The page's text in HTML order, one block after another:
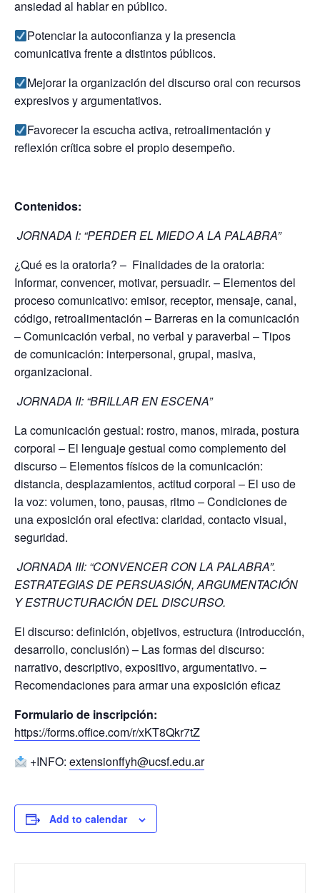
ansiedad al hablar en público.
Potenciar la autoconfianza y la presencia
comunicativa frente a distintos públicos.
Mejorar la organización del discurso oral con recursos
expresivos y argumentativos.
Favorecer la escucha activa, retroalimentación y
reflexión crítica sobre el propio desempeño.
Contenidos:
JORNADA I: “PERDER EL MIEDO A LA PALABRA”
¿Qué es la oratoria? – Finalidades de la oratoria:
Informar, convencer, motivar, persuadir. – Elementos del
proceso comunicativo: emisor, receptor, mensaje, canal,
código, retroalimentación – Barreras en la comunicación
– Comunicación verbal, no verbal y paraverbal – Tipos
de comunicación: interpersonal, grupal, masiva,
organizacional.
JORNADA II: “BRILLAR EN ESCENA”
La comunicación gestual: rostro, manos, mirada, postura
corporal – El lenguaje gestual como complemento del
discurso – Elementos físicos de la comunicación:
distancia, desplazamientos, actitud corporal – El uso de
la voz: volumen, tono, pausas, ritmo – Condiciones de
una exposición oral efectiva: claridad, contacto visual,
seguridad.
JORNADA III: “CONVENCER CON LA PALABRA”.
ESTRATEGIAS DE PERSUASIÓN, ARGUMENTACIÓN
Y ESTRUCTURACIÓN DEL DISCURSO.
El discurso: definición, objetivos, estructura (introducción,
desarrollo, conclusión) – Las formas del discurso:
narrativo, descriptivo, expositivo, argumentativo. –
Recomendaciones para armar una exposición eficaz
Formulario de inscripción:
https://forms.office.com/r/xKT8Qkr7tZ
+INFO:extensionffyh@ucsf.edu.ar
Add to calendar